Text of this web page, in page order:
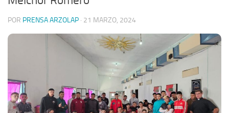
POR PRENSA ARZOLAP · 21 MARZO, 2024